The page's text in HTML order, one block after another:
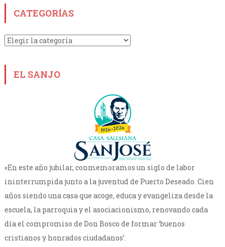
CATEGORÍAS
Categorías
EL SANJO
«En este año jubilar, conmemoramos un siglo de labor
ininterrumpida junto a la juventud de Puerto Deseado. Cien
años siendo una casa que acoge, educa y evangeliza desde la
escuela, la parroquia y el asociacionismo, renovando cada
día el compromiso de Don Bosco de formar ‘buenos
cristianos y honrados ciudadanos’.